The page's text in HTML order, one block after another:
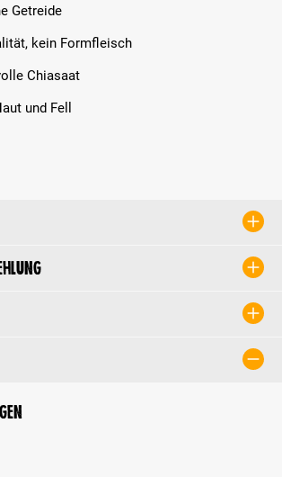
Getreide
kein Formfleisch
Chiasaat
und Fell
4.8 von 5 Sternen